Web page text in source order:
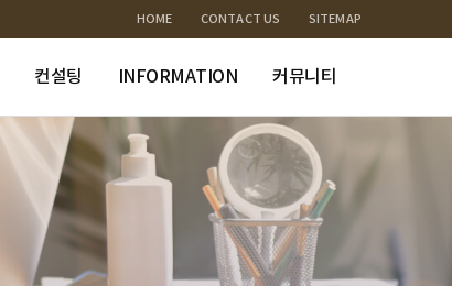
HOME CONTACT US SITEMAP
컨설팅 INFORMATION 커뮤니티